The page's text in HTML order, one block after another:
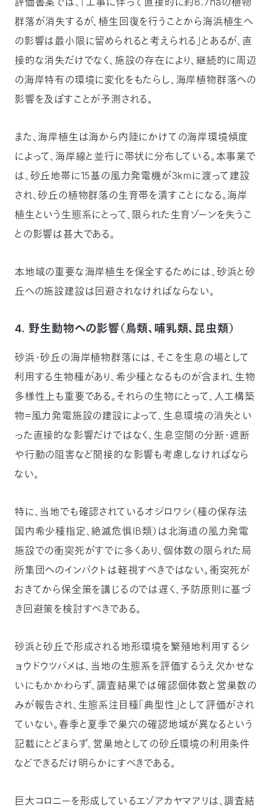
群落が消失するが、植生回復を行うことから海浜植生へ
の影響は最小限に留められると考えられる」とあるが、直
接的な消失だけでなく、施設の存在により、継続的に周辺
の海岸特有の環境に変化をもたらし、海岸植物群落への
影響を及ぼすことが予測される。
また、海岸植生は海から内陸にかけての海岸環境傾度
によって、海岸線と並行に帯状に分布している。本事業で
は、砂丘地帯に15基の風力発電機が3kmに渡って建設
され、砂丘の植物群落の生育帯を潰すことになる。海岸
植生という生態系にとって、限られた生育ゾーンを失うこ
との影響は甚大である。
本地域の重要な海岸植生を保全するためには、砂浜と砂
丘への施設建設は回避されなければならない。
4. 野生動物への影響（鳥類、哺乳類、昆虫類）
砂浜・砂丘の海岸植物群落には、そこを生息の場として
利用する生物種があり、希少種となるものが含まれ、生物
多様性上も重要である。それらの生物にとって、人工構築
物＝風力発電施設の建設によって、生息環境の消失とい
った直接的な影響だけではなく、生息空間の分断・遮断
や行動の阻害など間接的な影響も考慮しなければなら
ない。
特に、当地でも確認されているオジロワシ（種の保存法
国内希少種指定、絶滅危惧IB類）は北海道の風力発電
施設での衝突死がすでに多くあり、個体数の限られた局
所集団へのインパクトは軽視すべきではない。衝突死が
おきてから保全策を講じるのでは遅く、予防原則に基づ
き回避策を検討すべきである。
砂浜と砂丘で形成される地形環境を繁殖地利用するシ
ョウドウツバメは、当地の生態系を評価するうえ欠かせな
いにもかかわらず、調査結果では確認個体数と営巣数の
みが報告され、生態系注目種「典型性」として評価がされ
ていない。春季と夏季で巣穴の確認地域が異なるという
記載にとどまらず、営巣地としての砂丘環境の利用条件
などできるだけ明らかにすべきである。
巨大コロニーを形成しているエゾアカヤマアリは、調査結